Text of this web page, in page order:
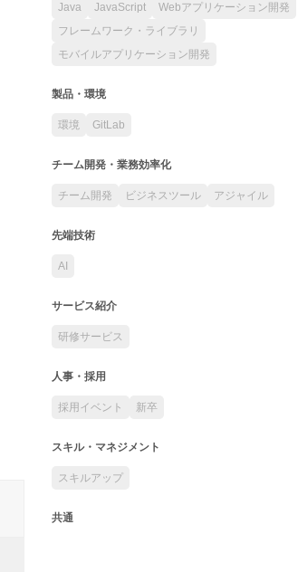
Java JavaScript
Webアプリケーション開発
フレームワーク・ライブラリ
モバイルアプリケーション開発
製品・環境
環境 GitLab
チーム開発・業務効率化
チーム開発 ビジネスツール アジャイル
先端技術
AI
サービス紹介
研修サービス
人事・採用
採用イベント 新卒
スキル・マネジメント
スキルアップ
共通